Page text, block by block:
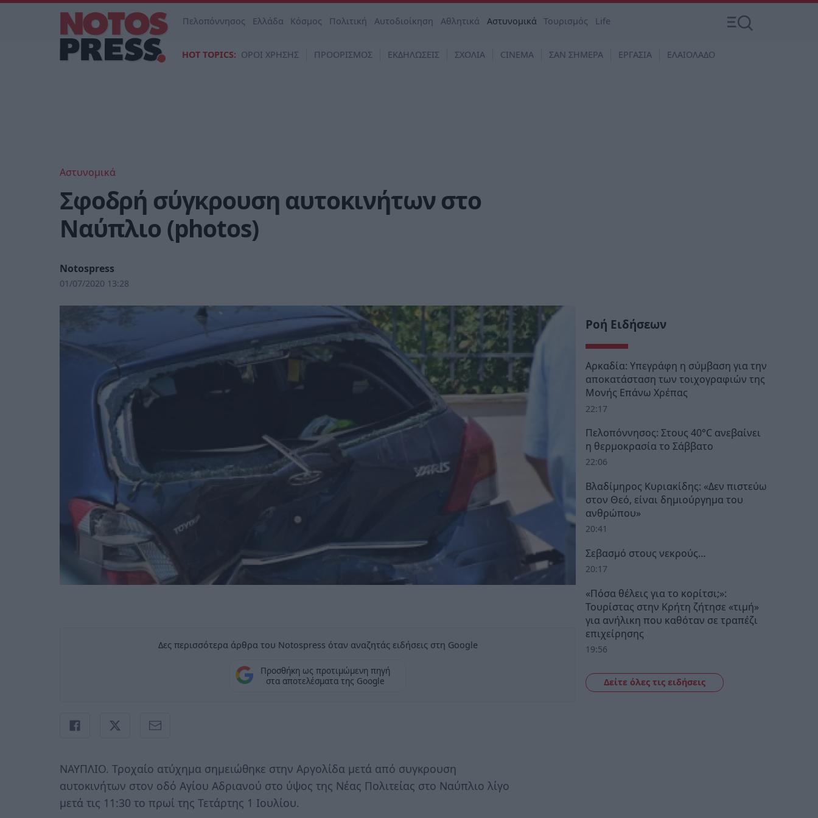
Πελοπόννησος Ελλάδα Κόσμος Πολιτική Αυτοδιοίκηση Αθλητικά Αστυνομικά Τουρισμός Life
HOT TOPICS: ΟΡΟΙ ΧΡΗΣΗΣ ΠΡΟΟΡΙΣΜΟΣ ΕΚΔΗΛΩΣΕΙΣ ΣΧΟΛΙΑ CINEMA ΣΑΝ ΣΗΜΕΡΑ ΕΡΓΑΣΙΑ ΕΛΑΙΟΛΑΔΟ
Αστυνομικά
Σφοδρή σύγκρουση αυτοκινήτων στο
Ναύπλιο (photos)
Notospress
01/07/2020 13:28
Δες περισσότερα άρθρα του Notospress όταν αναζητάς ειδήσεις στη Google
Προσθήκη ως προτιμώμενη πηγή
στα αποτελέσματα της Google
ΝΑΥΠΛΙΟ. Τροχαίο ατύχημα σημειώθηκε στην Αργολίδα μετά από συγκρουση
αυτοκινήτων στον οδό Αγίου Αδριανού στο ύψος της Νέας Πολιτείας στο Ναύπλιο λίγο
μετά τις 11:30 το πρωί της Τετάρτης 1 Ιουλίου.
Ροή Ειδήσεων
Αρκαδία: Υπεγράφη η σύμβαση για την
αποκατάσταση των τοιχογραφιών της
Μονής Επάνω Χρέπας
22:17
Πελοπόννησος: Στους 40°C ανεβαίνει
η θερμοκρασία το Σάββατο
22:06
Βλαδίμηρος Κυριακίδης: «Δεν πιστεύω
στον Θεό, είναι δημιούργημα του
ανθρώπου»
20:41
Σεβασμό στους νεκρούς…
20:17
«Πόσα θέλεις για το κορίτσι;»:
Τουρίστας στην Κρήτη ζήτησε «τιμή»
για ανήλικη που καθόταν σε τραπέζι
επιχείρησης
19:56
Δείτε όλες τις ειδήσεις